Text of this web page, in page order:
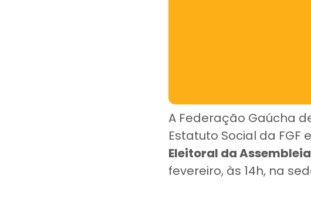
A Federação Gaúcha
Estatuto Social da FGF
Eleitoral da
fevereiro, às 14h, na